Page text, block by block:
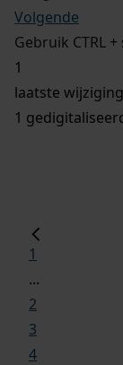
Volgende
Gebruik CTRL
laatste
1
1
...
2
3
4